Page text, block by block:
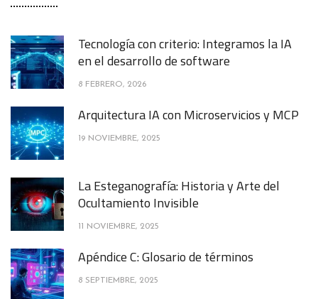
Tecnología con criterio: Integramos la IA
en el desarrollo de software
8 FEBRERO, 2026
Arquitectura IA con Microservicios y MCP
19 NOVIEMBRE, 2025
La Esteganografía: Historia y Arte del
Ocultamiento Invisible
11 NOVIEMBRE, 2025
Apéndice C: Glosario de términos
8 SEPTIEMBRE, 2025